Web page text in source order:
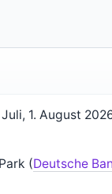
1. August
(Deutsche